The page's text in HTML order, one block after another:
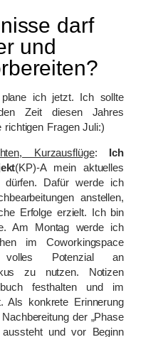
darf
und
ich jetzt. Ich sollte
Zeit diesen Jahres
richtigen Fragen Juli:)
Kurzausflüge: Ich
(KP)-A mein aktuelles
dürfen. Dafür werde ich
anstellen,
Erfolge erzielt. Ich bin
Am Montag werde ich
im Coworkingspace
Potenzial an
zu nutzen. Notizen
festhalten und im
Als konkrete Erinnerung
der „Phase
und vor Beginn